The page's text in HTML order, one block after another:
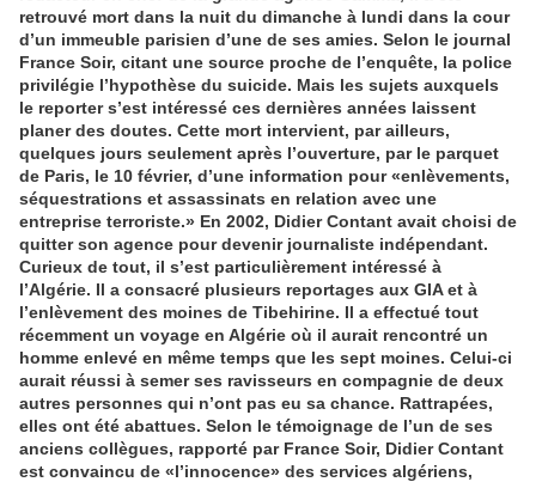
retrouvé mort dans la nuit du dimanche à lundi dans la cour
d’un immeuble parisien d’une de ses amies. Selon le journal
France Soir, citant une source proche de l’enquête, la police
privilégie l’hypothèse du suicide. Mais les sujets auxquels
le reporter s’est intéressé ces dernières années laissent
planer des doutes. Cette mort intervient, par ailleurs,
quelques jours seulement après l’ouverture, par le parquet
de Paris, le 10 février, d’une information pour «enlèvements,
séquestrations et assassinats en relation avec une
entreprise terroriste.» En 2002, Didier Contant avait choisi de
quitter son agence pour devenir journaliste indépendant.
Curieux de tout, il s’est particulièrement intéressé à
l’Algérie. Il a consacré plusieurs reportages aux GIA et à
l’enlèvement des moines de Tibehirine. Il a effectué tout
récemment un voyage en Algérie où il aurait rencontré un
homme enlevé en même temps que les sept moines. Celui-ci
aurait réussi à semer ses ravisseurs en compagnie de deux
autres personnes qui n’ont pas eu sa chance. Rattrapées,
elles ont été abattues. Selon le témoignage de l’un de ses
anciens collègues, rapporté par France Soir, Didier Contant
est convaincu de «l’innocence» des services algériens,